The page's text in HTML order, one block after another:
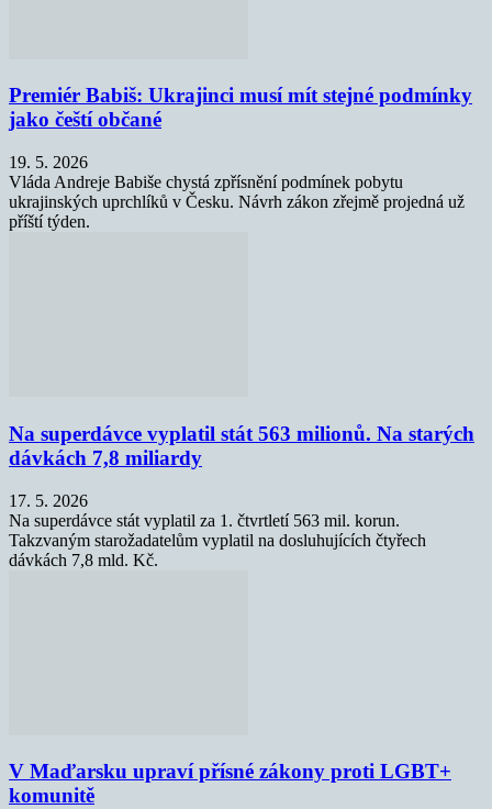
Premiér Babiš: Ukrajinci musí mít stejné podmínky
jako čeští občané
19. 5. 2026
Vláda Andreje Babiše chystá zpřísnění podmínek pobytu
ukrajinských uprchlíků v Česku. Návrh zákon zřejmě projedná už
příští týden.
Na superdávce vyplatil stát 563 milionů. Na starých
dávkách 7,8 miliardy
17. 5. 2026
Na superdávce stát vyplatil za 1. čtvrtletí 563 mil. korun.
Takzvaným starožadatelům vyplatil na dosluhujících čtyřech
dávkách 7,8 mld. Kč.
V Maďarsku upraví přísné zákony proti LGBT+
komunitě